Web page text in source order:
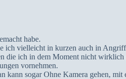
habe.
ich vielleicht in kurzen auch in
die ich in dem Moment nicht wirklich
vornehmen.
sogar Ohne Kamera gehen, mit